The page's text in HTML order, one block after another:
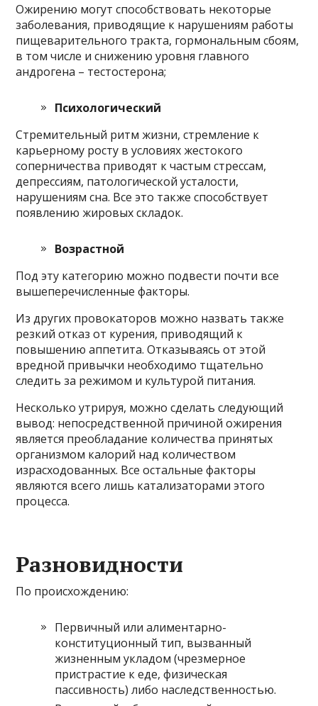
Ожирению могут способствовать некоторые
заболевания, приводящие к нарушениям работы
пищеварительного тракта, гормональным сбоям,
в том числе и снижению уровня главного
андрогена – тестостерона;
Психологический
Стремительный ритм жизни, стремление к
карьерному росту в условиях жестокого
соперничества приводят к частым стрессам,
депрессиям, патологической усталости,
нарушениям сна. Все это также способствует
появлению жировых складок.
Возрастной
Под эту категорию можно подвести почти все
вышеперечисленные факторы.
Из других провокаторов можно назвать также
резкий отказ от курения, приводящий к
повышению аппетита. Отказываясь от этой
вредной привычки необходимо тщательно
следить за режимом и культурой питания.
Несколько утрируя, можно сделать следующий
вывод: непосредственной причиной ожирения
является преобладание количества принятых
организмом калорий над количеством
израсходованных. Все остальные факторы
являются всего лишь катализаторами этого
процесса.
Разновидности
По происхождению:
Первичный или алиментарно-
конституционный тип, вызванный
жизненным укладом (чрезмерное
пристрастие к еде, физическая
пассивность) либо наследственностью.